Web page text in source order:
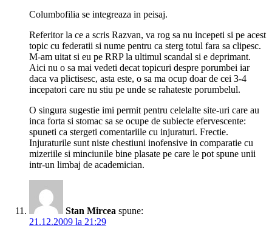
Columbofilia se integreaza in peisaj.
Referitor la ce a scris Razvan, va rog sa nu incepeti si pe acest
topic cu federatii si nume pentru ca sterg totul fara sa clipesc.
M-am uitat si eu pe RRP la ultimul scandal si e deprimant.
Aici nu o sa mai vedeti decat topicuri despre porumbei iar
daca va plictisesc, asta este, o sa ma ocup doar de cei 3-4
incepatori care nu stiu pe unde se rahateste porumbelul.
O singura sugestie imi permit pentru celelalte site-uri care au
inca forta si stomac sa se ocupe de subiecte efervescente:
spuneti ca stergeti comentariile cu injuraturi. Frectie.
Injuraturile sunt niste chestiuni inofensive in comparatie cu
mizeriile si minciunile bine plasate pe care le pot spune unii
intr-un limbaj de academician.
Stan Mircea spune:
21.12.2009 la 21:29